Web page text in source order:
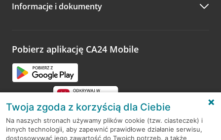
Zachęcamy do podzielenia się z nami opinią o wizycie.
opinie.
Informacje i dokumenty
Pobierz aplikację CA24 Mobile
RODO
Twoja zgoda z korzyścią dla Ciebie
Na naszych stronach używamy plików cookie (tzw. ciasteczek) i
innych technologii, aby zapewnić prawidłowe działanie serwisu,
dostosowywać jego zawartość do Twoich potrzeb, a także